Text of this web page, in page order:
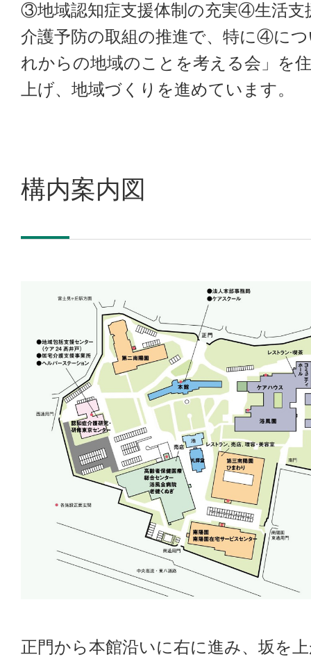
③地域認知症支援体制の充実④生活
介護予防の取組の推進で、特に④に
れからの地域のことを考える会」を
上げ、地域づくりを進めています。
構内案内図
正門から本館沿いに右に進み、坂を